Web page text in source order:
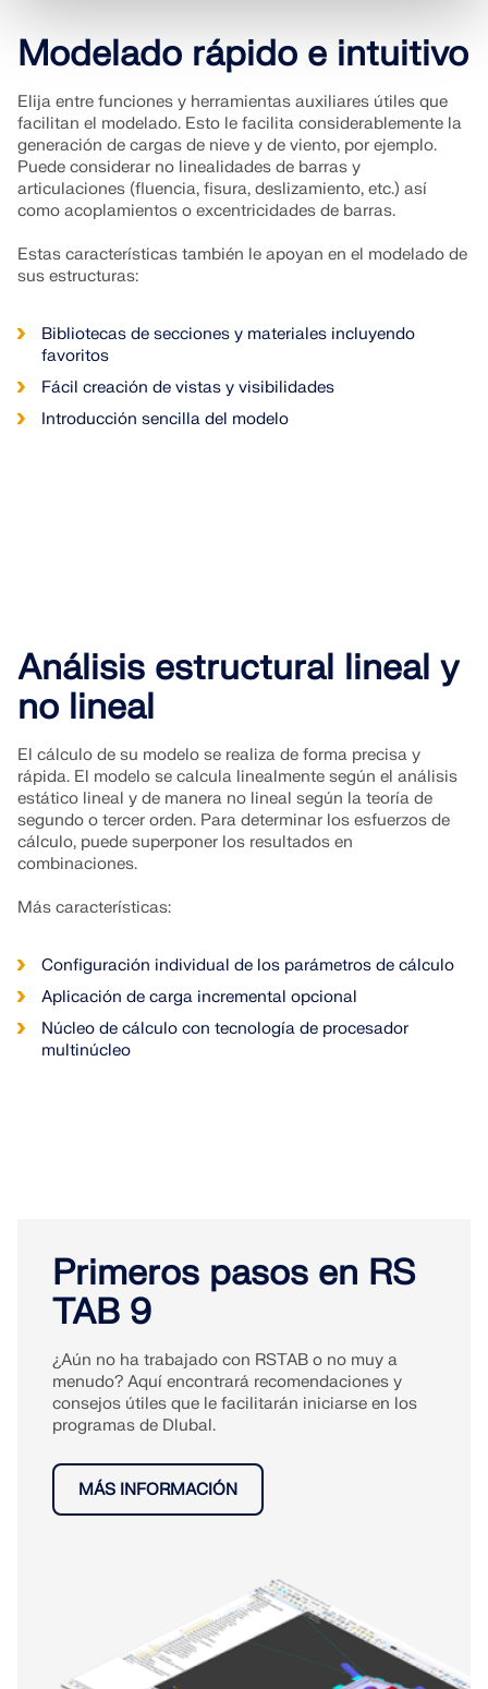
Modelado rápido e intuitivo
Elija entre funciones y herramientas auxiliares útiles que
facilitan el modelado. Esto le facilita considerablemente la
generación de cargas de nieve y de viento, por ejemplo.
Puede considerar no linealidades de barras y
articulaciones (fluencia, fisura, deslizamiento, etc.) así
como acoplamientos o excentricidades de barras.
Estas características también le apoyan en el modelado de
sus estructuras:
Bibliotecas de secciones y materiales incluyendo
favoritos
Fácil creación de vistas y visibilidades
Introducción sencilla del modelo
Análisis estructural lineal y
no lineal
El cálculo de su modelo se realiza de forma precisa y
rápida. El modelo se calcula linealmente según el análisis
estático lineal y de manera no lineal según la teoría de
segundo o tercer orden. Para determinar los esfuerzos de
cálculo, puede superponer los resultados en
combinaciones.
Más características:
Configuración individual de los parámetros de cálculo
Aplicación de carga incremental opcional
Núcleo de cálculo con tecnología de procesador
multinúcleo
Primeros pasos en RS
TAB 9
¿Aún no ha trabajado con RSTAB o no muy a
menudo? Aquí encontrará recomendaciones y
consejos útiles que le facilitarán iniciarse en los
programas de Dlubal.
MÁS INFORMACIÓN